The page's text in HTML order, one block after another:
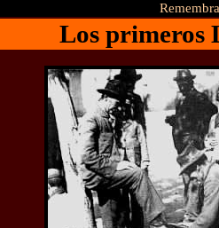
Los primeros